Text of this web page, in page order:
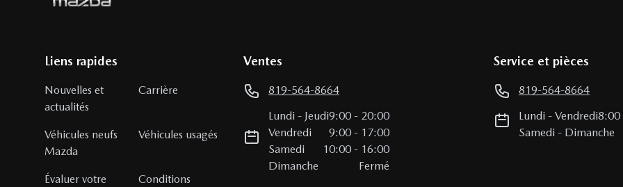
Liens rapides
Nouvelles et
actualités
Carrière
Véhicules neufs
Mazda
Véhicules usagés
Évaluer votre
Conditions
Ventes
819-564-8664
Lundi - Jeudi9:00 - 20:00
Vendredi
9:00 - 17:00
Samedi
10:00 - 16:00
Dimanche
Fermé
Service et pièces
819-564-8664
Lundi -Vendredi8:00
Samedi - Dimanche